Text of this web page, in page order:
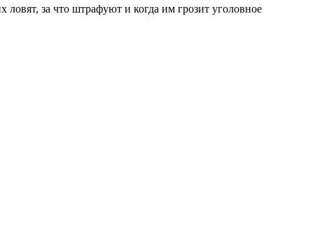
за что штрафуют и когда им грозит уголовное